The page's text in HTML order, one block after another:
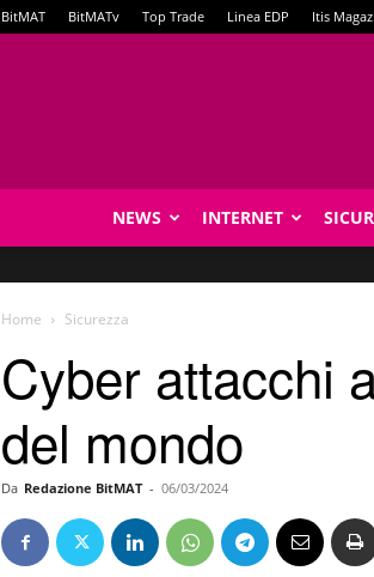
BitMAT BitMATv Top Trade Linea EDP Itis
NEWS INTERNET
Home Sicurezza
Cyber attacchi
del mondo
Da Redazione BitMAT - 06/03/2024